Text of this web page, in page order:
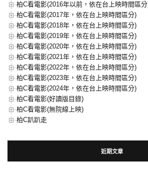
柏C看電影(2016年以前，依在台上映時間區
柏C看電影(2017年，依在台上映時間區分)
柏C看電影(2018年，依在台上映時間區分)
柏C看電影(2019年，依在台上映時間區分)
柏C看電影(2020年，依在台上映時間區分)
柏C看電影(2021年，依在台上映時間區分)
柏C看電影(2022年，依在台上映時間區分)
柏C看電影(2023年，依在台上映時間區分)
柏C看電影(2024年，依在台上映時間區分)
柏C看電影(好讀版目錄)
柏C看電影(無院線上映)
柏C趴趴走
近期文章